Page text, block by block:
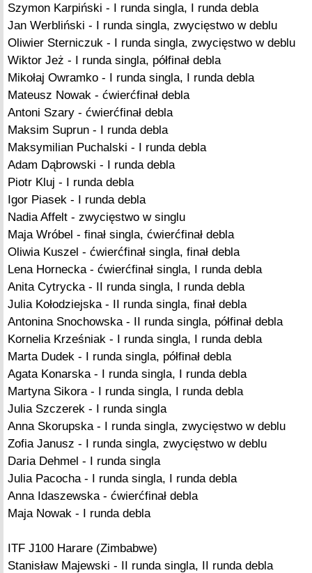
Szymon Karpiński - I runda singla, I runda debla
Jan Werbliński - I runda singla, zwycięstwo w deblu
Oliwier Sterniczuk - I runda singla, zwycięstwo w deblu
Wiktor Jeż - I runda singla, półfinał debla
Mikołaj Owramko - I runda singla, I runda debla
Mateusz Nowak - ćwierćfinał debla
Antoni Szary - ćwierćfinał debla
Maksim Suprun - I runda debla
Maksymilian Puchalski - I runda debla
Adam Dąbrowski - I runda debla
Piotr Kluj - I runda debla
Igor Piasek - I runda debla
Nadia Affelt - zwycięstwo w singlu
Maja Wróbel - finał singla, ćwierćfinał debla
Oliwia Kuszel - ćwierćfinał singla, finał debla
Lena Hornecka - ćwierćfinał singla, I runda debla
Anita Cytrycka - II runda singla, I runda debla
Julia Kołodziejska - II runda singla, finał debla
Antonina Snochowska - II runda singla, półfinał debla
Kornelia Krześniak - I runda singla, I runda debla
Marta Dudek - I runda singla, półfinał debla
Agata Konarska - I runda singla, I runda debla
Martyna Sikora - I runda singla, I runda debla
Julia Szczerek - I runda singla
Anna Skorupska - I runda singla, zwycięstwo w deblu
Zofia Janusz - I runda singla, zwycięstwo w deblu
Daria Dehmel - I runda singla
Julia Pacocha - I runda singla, I runda debla
Anna Idaszewska - ćwierćfinał debla
Maja Nowak - I runda debla
ITF J100 Harare (Zimbabwe)
Stanisław Majewski - II runda singla, II runda debla